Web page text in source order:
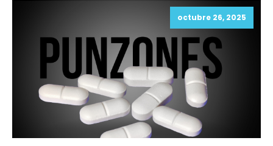
octubre 26, 2025